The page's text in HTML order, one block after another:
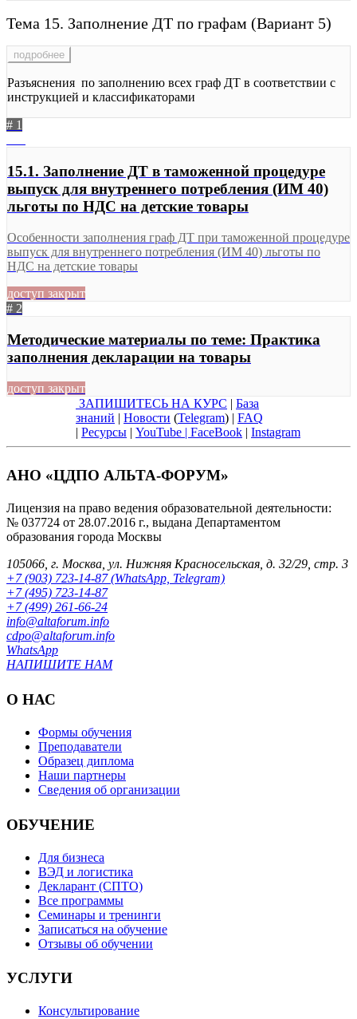
Тема 15. Заполнение ДТ по графам (Вариант 5)
подробнее
Разъяснения по заполнению всех граф ДТ в соответствии с
инструкцией и классификаторами
# 1
15.1. Заполнение ДТ в таможенной процедуре
выпуск для внутреннего потребления (ИМ 40)
льготы по НДС на детские товары
Особенности заполнения граф ДТ при таможенной процедуре
выпуск для внутреннего потребления (ИМ 40) льготы по
НДС на детские товары
доступ закрыт
# 2
Методические материалы по теме: Практика
заполнения декларации на товары
доступ закрыт
ЗАПИШИТЕСЬ НА КУРС | База
знаний | Новости (Telegram) | FAQ
| Ресурсы | YouTube | FaceBook | Instagram
АНО «ЦДПО АЛЬТА-ФОРУМ»
Лицензия на право ведения образовательной деятельности:
№ 037724 от 28.07.2016 г., выдана Департаментом
образования города Москвы
105066, г. Москва, ул. Нижняя Красносельская, д. 32/29, стр. 3
+7 (903) 723-14-87 (WhatsApp, Telegram)
+7 (495) 723-14-87
+7 (499) 261-66-24
info@altaforum.info
cdpo@altaforum.info
WhatsApp
НАПИШИТЕ НАМ
О НАС
Формы обучения
Преподаватели
Образец диплома
Наши партнеры
Сведения об организации
ОБУЧЕНИЕ
Для бизнеса
ВЭД и логистика
Декларант (СПТО)
Все программы
Семинары и тренинги
Записаться на обучение
Отзывы об обучении
УСЛУГИ
Консультирование